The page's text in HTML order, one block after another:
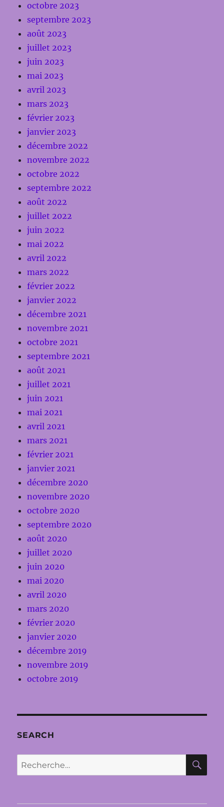
octobre 2023
septembre 2023
août 2023
juillet 2023
juin 2023
mai 2023
avril 2023
mars 2023
février 2023
janvier 2023
décembre 2022
novembre 2022
octobre 2022
septembre 2022
août 2022
juillet 2022
juin 2022
mai 2022
avril 2022
mars 2022
février 2022
janvier 2022
décembre 2021
novembre 2021
octobre 2021
septembre 2021
août 2021
juillet 2021
juin 2021
mai 2021
avril 2021
mars 2021
février 2021
janvier 2021
décembre 2020
novembre 2020
octobre 2020
septembre 2020
août 2020
juillet 2020
juin 2020
mai 2020
avril 2020
mars 2020
février 2020
janvier 2020
décembre 2019
novembre 2019
octobre 2019
SEARCH
Recherche
pour :